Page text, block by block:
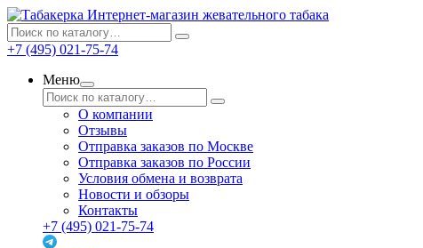
Интернет-магазин жевательного табака
+7 (495) 021-75-74
Меню
О компании
Отзывы
Отправка заказов по Москве
Отправка заказов по России
Условия обмена и возврата
Новости и обзоры
Контакты
+7 (495) 021-75-74